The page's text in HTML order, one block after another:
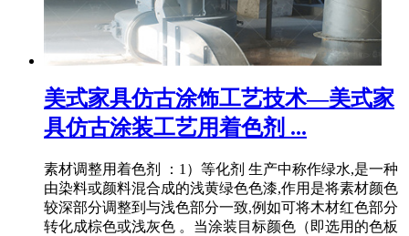
美式家具仿古涂饰工艺技术—美式家
具仿古涂装工艺用着色剂 ...
素材调整用着色剂 ：1）等化剂 生产中称作绿水,是一种
由染料或颜料混合成的浅黄绿色色漆,作用是将素材颜色
较深部分调整到与浅色部分一致,例如可将木材红色部分
转化成棕色或浅灰色 。当涂装目标颜色（即选用的色板